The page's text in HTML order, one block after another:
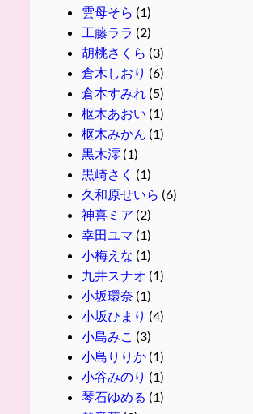
雲母そら (1)
工藤ララ (2)
胡桃さくら (3)
倉木しおり (6)
倉本すみれ(5)
枢木あおい (1)
枢木みかん (1)
黒木澪 (1)
黒崎さく (1)
久和原せいら (6)
神喜ミア (2)
幸田ユマ (1)
小梅えな (1)
九井スナオ (1)
小坂環奈 (1)
小坂ひまり (4)
小島みこ (3)
小島りりか(1)
小谷みのり (1)
琴石ゆめる (1)